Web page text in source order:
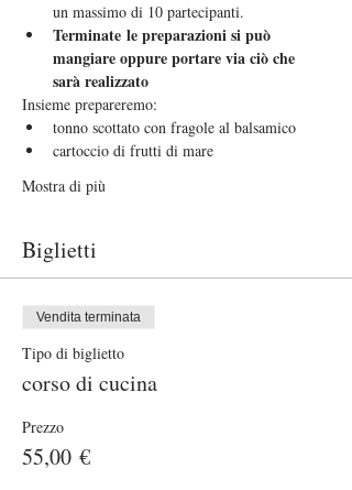
un massimo di 10 partecipanti.
Terminate le preparazioni si può
mangiare oppure portare via ciò che
sarà realizzato
Insieme prepareremo:
tonno scottato con fragole al balsamico
cartoccio di frutti di mare
Mostra di più
Biglietti
Vendita terminata
Tipo di biglietto
corso di cucina
Prezzo
55,00 €